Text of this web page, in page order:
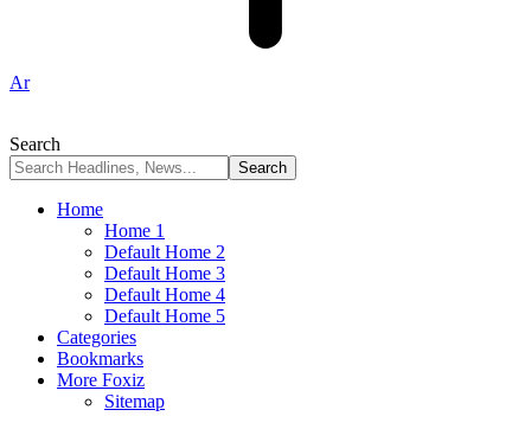
Ar
Search
Home
Home 1
Default Home 2
Default Home 3
Default Home 4
Default Home 5
Categories
Bookmarks
More Foxiz
Sitemap